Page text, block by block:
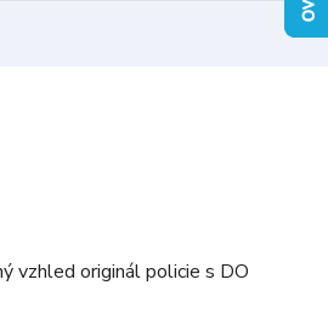
vzhled originál policie s DO